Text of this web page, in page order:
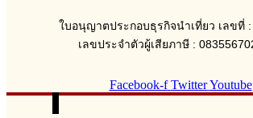
ใบอนุญาตประกอบธุรกิจนำเที่ยว เลขที่ :
เลขประจำตัวผู้เสียภาษี :
Facebook-f Twitter Youtube